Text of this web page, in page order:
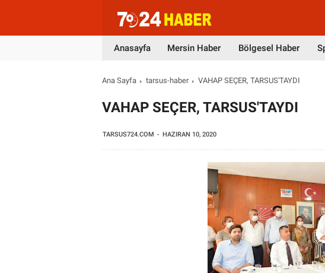
Anasayfa Mersin Haber Bölgesel Haber
Ana Sayfa tarsus-haber VAHAP SEÇER, TARSUS'TAYDI
VAHAP SEÇER, TARSUS'TAYDI
TARSUS724.COM HAZIRAN 10, 2020